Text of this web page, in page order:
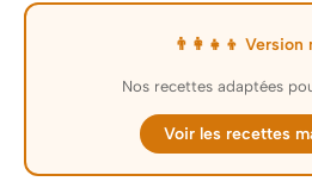
👨‍👩‍👧‍👦 Version
Nos recettes adaptées
Voir les recettes